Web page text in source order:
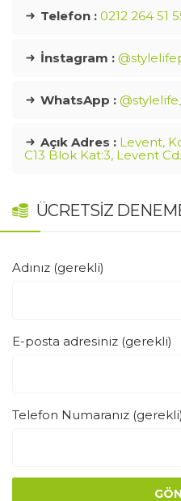
Telefon : 0212 264 51
İnstagram :
WhatsApp :
Açık Adres : Levent,
C13 Blok Kat:3, Levent
ÜCRETSIZ
Adınız (gerekli)
E-posta adresiniz (gerekli)
Telefon Numaranız (gerekli)